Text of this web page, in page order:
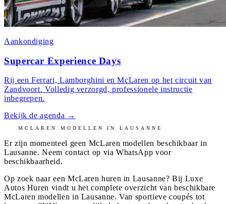
Aankondiging
Supercar Experience Days
Rij een Ferrari, Lamborghini en McLaren op het circuit van
Zandvoort. Volledig verzorgd, professionele instructie
inbegrepen.
Bekijk de agenda →
MCLAREN MODELLEN INLAUSANNE
Er zijn momenteel geen McLaren modellen beschikbaar in
Lausanne. Neem contact op via WhatsApp voor
beschikbaarheid.
Op zoek naar een McLaren huren in Lausanne? Bij Luxe
Autos Huren vindt u het complete overzicht van beschikbare
McLaren modellen in Lausanne. Van sportieve coupés tot